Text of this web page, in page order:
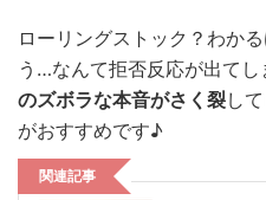
ローリングストック？わか
う…なんて拒否反応が出てし
のズボラな本音がさく裂し
がおすすめです♪
関連記事